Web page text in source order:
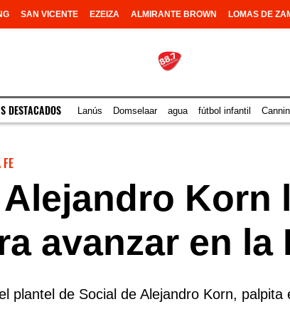
SAN VICENTE EZEIZA ALMIRANTE BROWN LOMAS DE
DESTACADOS Lanús Domselaar agua fútbol infantil
Korn
avanzar en la
plantel de Social de Alejandro Korn,